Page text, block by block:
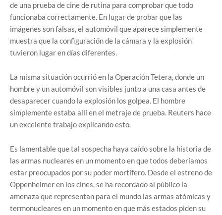
de una prueba de cine de rutina para comprobar que todo
funcionaba correctamente. En lugar de probar que las
imágenes son falsas, el automóvil que aparece simplemente
muestra que la configuración de la cámara y la explosión
tuvieron lugar en días diferentes.
La misma situación ocurrió en la Operación Tetera, donde un
hombre y un automóvil son visibles junto a una casa antes de
desaparecer cuando la explosión los golpea. El hombre
simplemente estaba allí en el metraje de prueba. Reuters hace
un excelente trabajo explicando esto.
Es lamentable que tal sospecha haya caído sobre la historia de
las armas nucleares en un momento en que todos deberíamos
estar preocupados por su poder mortífero. Desde el estreno de
Oppenheimer en los cines, se ha recordado al público la
amenaza que representan para el mundo las armas atómicas y
termonucleares en un momento en que más estados piden su